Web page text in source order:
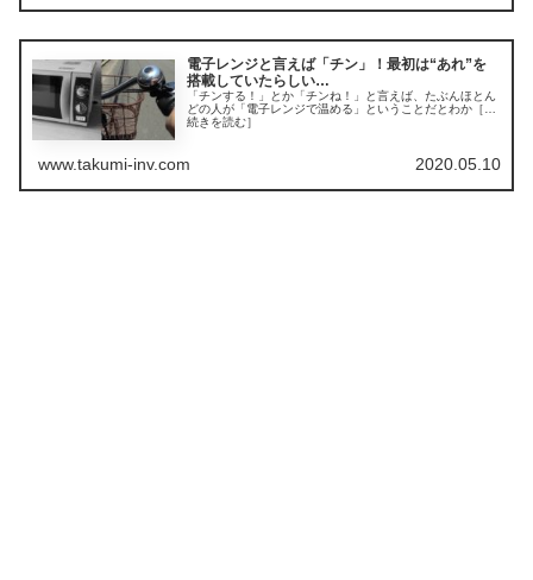
電子レンジと言えば「チン」！最初は“あれ”を
搭載していたらしい…
「チンする！」とか「チンね！」と言えば、たぶんほとん
どの人が「電子レンジで温める」ということだとわか［…
続きを読む］
www.takumi-inv.com 2020.05.10